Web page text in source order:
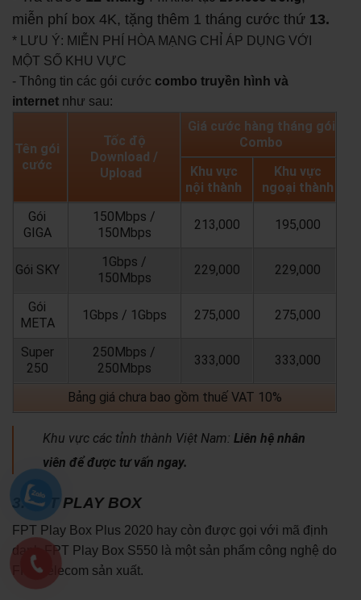
miễn phí box 4K, tặng thêm 1 tháng cước thứ 13.
* LƯU Ý: MIỄN PHÍ HÒA MẠNG CHỈ ÁP DỤNG VỚI
MỘT SỐ KHU VỰC
- Thông tin các gói cước combo truyền hình và
internet như sau:
Tên gói
cước
Tốc độ
Download /
Upload
Giá cước hàng tháng gói
Combo
Khu vực
nội thành
Khu vực
ngoại thành
Gói
GIGA
150Mbps /
150Mbps
213,000 195,000
Gói SKY
1Gbps /
150Mbps
229,000 229,000
Gói
META
1Gbps / 1Gbps 275,000 275,000
Super
250
250Mbps /
250Mbps
333,000 333,000
Bảng giá chưa bao gồm thuế VAT 10%
Khu vực các tỉnh thành Việt Nam: Liên hệ nhân
viên để được tư vấn ngay.
3. FPT PLAY BOX
FPT Play Box Plus 2020 hay còn được gọi với mã định
danh FPT Play Box S550 là một sản phẩm công nghệ do
FPT Telecom sản xuất.